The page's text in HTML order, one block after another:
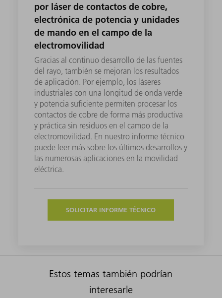
por láser de contactos de cobre,
electrónica de potencia y unidades
de mando en el campo de la
electromovilidad
Gracias al continuo desarrollo de las fuentes
del rayo, también se mejoran los resultados
de aplicación. Por ejemplo, los láseres
industriales con una longitud de onda verde
y potencia suficiente permiten procesar los
contactos de cobre de forma más productiva
y práctica sin residuos en el campo de la
electromovilidad. En nuestro informe técnico
puede leer más sobre los últimos desarrollos y
las numerosas aplicaciones en la movilidad
eléctrica.
SOLICITAR INFORME TÉCNICO
Estos temas también podrían
interesarle